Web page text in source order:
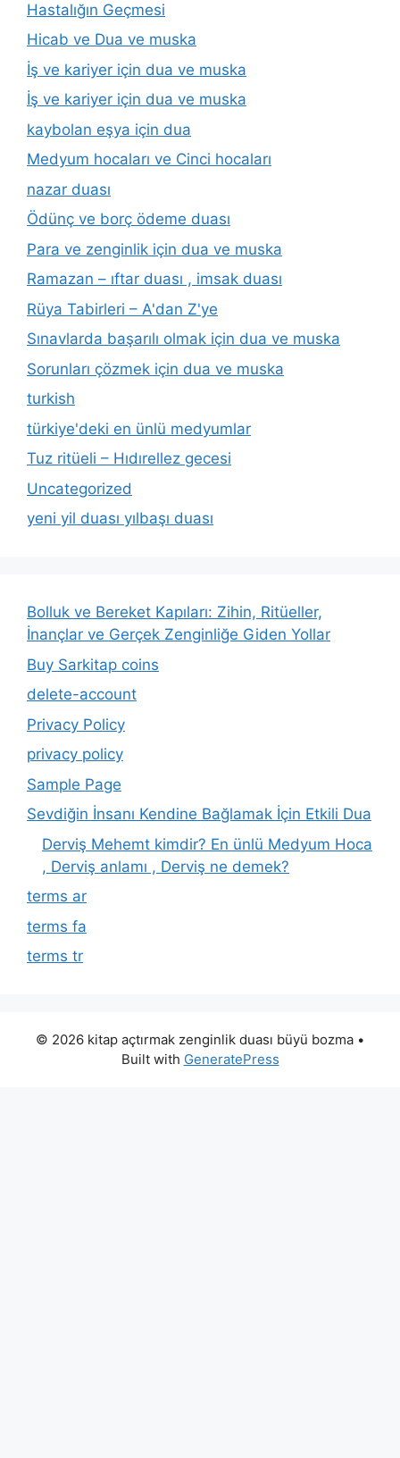
Hastalığın Geçmesi
Hicab ve Dua ve muska
İş ve kariyer için dua ve muska
İş ve kariyer için dua ve muska
kaybolan eşya için dua
Medyum hocaları ve Cinci hocaları
nazar duası
Ödünç ve borç ödeme duası
Para ve zenginlik için dua ve muska
Ramazan – ıftar duası , imsak duası
Rüya Tabirleri – A'dan Z'ye
Sınavlarda başarılı olmak için dua ve muska
Sorunları çözmek için dua ve muska
turkish
türkiye'deki en ünlü medyumlar
Tuz ritüeli – Hıdırellez gecesi
Uncategorized
yeni yil duası yılbaşı duası
Bolluk ve Bereket Kapıları: Zihin, Ritüeller,
İnançlar ve Gerçek Zenginliğe Giden Yollar
Buy Sarkitap coins
delete-account
Privacy Policy
privacy policy
Sample Page
Sevdiğin İnsanı Kendine Bağlamak İçin Etkili Dua
Derviş Mehemt kimdir? En ünlü Medyum Hoca
, Derviş anlamı , Derviş ne demek?
terms ar
terms fa
terms tr
© 2026 kitap açtırmak zenginlik duası büyü bozma •
Built with GeneratePress